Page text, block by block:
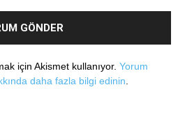
için Akismet kullanıyor. Yorum
daha fazla bilgi edinin